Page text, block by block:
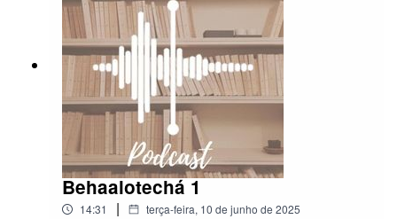
Behaalotechá 1
14:31 | terça-feira, 10 de junho de 2025